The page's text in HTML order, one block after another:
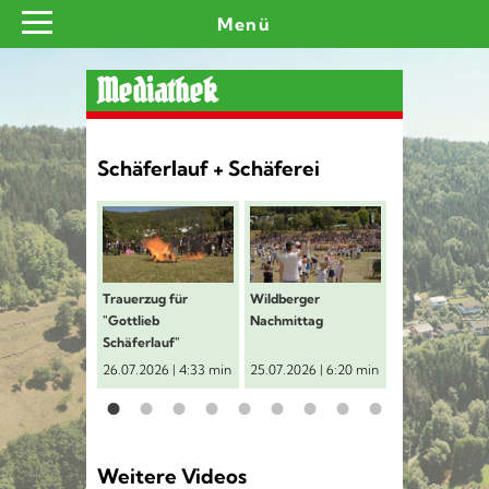
Menü
Mediathek
Schäferlauf + Schäferei
Trauerzug für "Gottlieb Schäferlauf"
Trauerzug für
"Gottlieb
Schäferlauf"
26.07.2026 | 4:33 min
Wildberger Nachmittag
Wildberger
Nachmittag
25.07.2026 | 6:20 min
vor dem
24.07.2026 |
Weitere Videos